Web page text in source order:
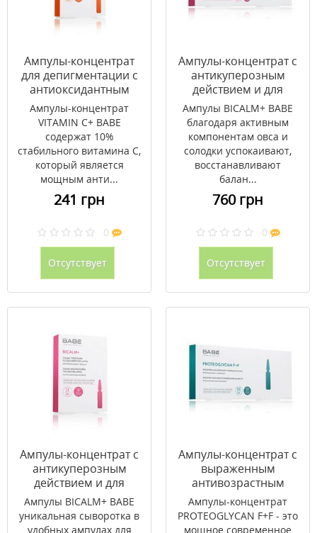
Ампулы-концентрат
для депигментации с
антиоксидантным
эффектом VITAMIN C+
BABE 2 x 2мл
Ампулы-концентрат
VITAMIN C+ BABE
содержат 10%
стабильного витамина С,
который является
мощным анти...
241 грн
0
Отсутствует
Ампулы-концентрат с
антикуперозным
действием и для
снятия раздражения
на коже BICALM+ BABE
10 x 2мл
Ампулы BICALM+ BABE
благодаря активным
компонентам овса и
солодки успокаивают,
восстанавливают
балан...
760 грн
0
Отсутствует
Ампулы-концентрат с
антикуперозным
действием и для
снятия раздражения
на коже BICALM+ BABE
2 x 2мл
Ампулы BICALM+ BABE
уникальная сыворотка в
удобных ампулах для
Ампулы-концентрат с
выраженным
антивозрастным
эффектом
PROTEOGLYCAN F+F
ВАВЕ 10 x 2 мл
Ампулы-концентрат
PROTEOGLYCAN F+F - это
мощное современное